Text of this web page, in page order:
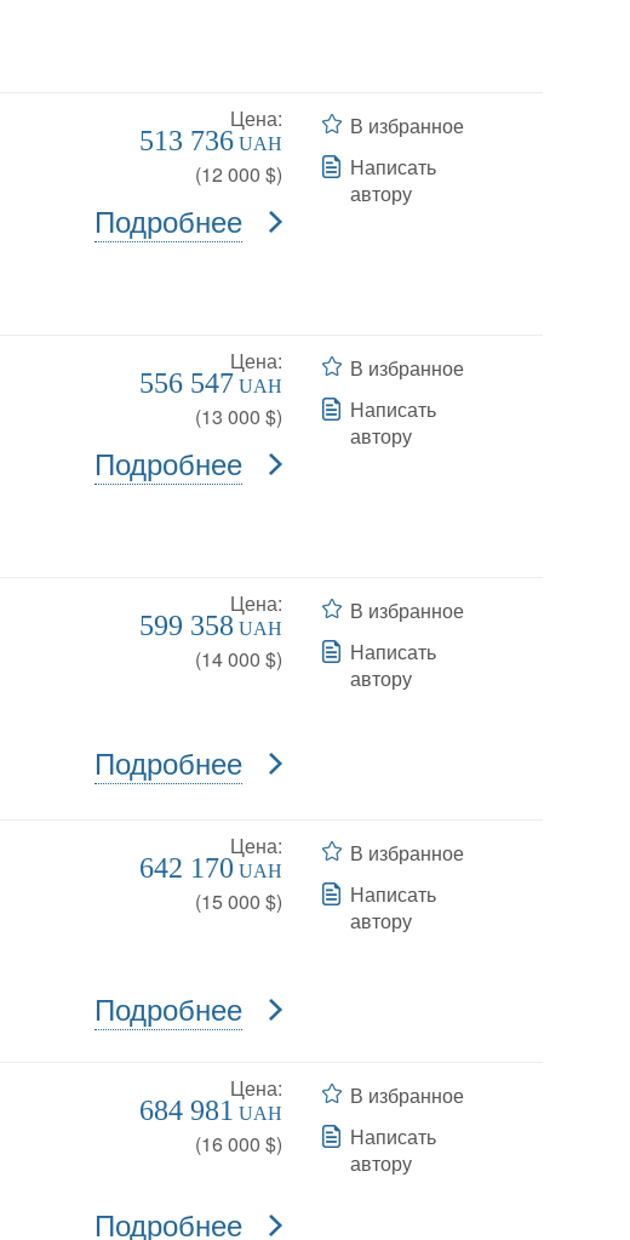
Цена:
513 736UAH
(12 000 $)
Подробнее
В избранное
Написать
автору
Цена:
556 547 UAH
(13 000 $)
Подробнее
В избранное
Написать
автору
Цена:
599 358 UAH
(14 000 $)
Подробнее
В избранное
Написать
автору
Цена:
642 170 UAH
(15 000 $)
Подробнее
В избранное
Написать
автору
Цена:
684 981 UAH
(16 000 $)
Подробнее
В избранное
Написать
автору